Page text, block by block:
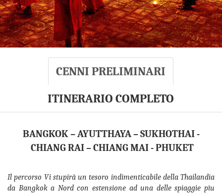
CENNI PRELIMINARI
ITINERARIO COMPLETO
BANGKOK – AYUTTHAYA – SUKHOTHAI -
CHIANG RAI – CHIANG MAI - PHUKET
Il percorso Vi stupirà un tesoro indimenticabile della Thailandia
da Bangkok a Nord con estensione ad una delle spiaggie pìu